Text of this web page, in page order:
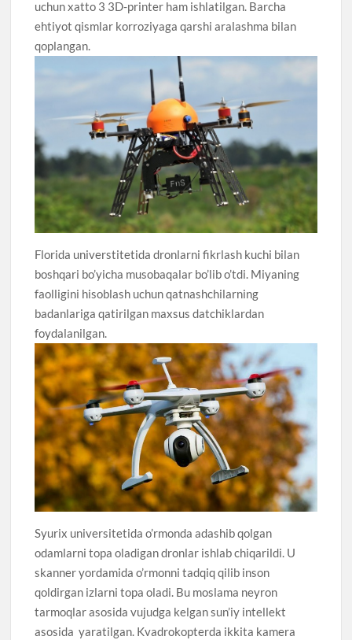
uchun xatto 3 3D-printer ham ishlatilgan. Barcha
ehtiyot qismlar korroziyaga qarshi aralashma bilan
qoplangan.
Florida universtitetida dronlarni fikrlash kuchi bilan
boshqari bo’yicha musobaqalar bo’lib o’tdi. Miyaning
faolligini hisoblash uchun qatnashchilarning
badanlariga qatirilgan maxsus datchiklardan
foydalanilgan.
Syurix universitetida o’rmonda adashib qolgan
odamlarni topa oladigan dronlar ishlab chiqarildi. U
skanner yordamida o’rmonni tadqiq qilib inson
qoldirgan izlarni topa oladi. Bu moslama neyron
tarmoqlar asosida vujudga kelgan sun’iy intellekt
asosida yaratilgan. Kvadrokopterda ikkita kamera